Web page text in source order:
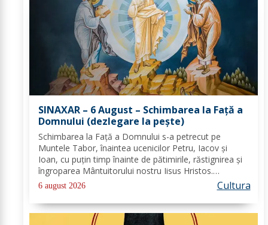
SINAXAR – 6 August – Schimbarea la Față a
Domnului (dezlegare la peşte)
Schimbarea la Față a Domnului s-a petrecut pe
Muntele Tabor, înaintea ucenicilor Petru, Iacov și
Ioan, cu puțin timp înainte de pătimirile, răstignirea și
îngroparea Mântuitorului nostru Iisus Hristos.
Urcându-Se pe munte, Hristos-Domnul S-a depărtat
puţin de ucenici şi, suindu-Se pe un loc mai...
6 august 2026 Cultura